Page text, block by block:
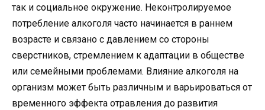
так и социальное окружение. Неконтролируемое
потребление алкоголя часто начинается в раннем
возрасте и связано с давлением со стороны
сверстников, стремлением к адаптации в обществе
или семейными проблемами. Влияние алкоголя на
организм может быть различным и варьироваться от
временного эффекта отравления до развития